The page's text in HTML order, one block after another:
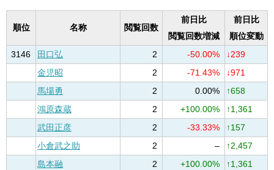
順位 名称 閲覧回数
前日比
閲覧回数増減
前日比
順位変動
3146
田口弘 2 -50.00%
↓239
金児昭
2 -71.43%
↓971
馬場勇
2 0.00%
↑658
鴻原森蔵
2 +100.00%
↑1,361
武田正彦
2 -33.33%
↑157
小倉武之助
2 –
↑2,457
島本融
2 +100.00%
↑1,361